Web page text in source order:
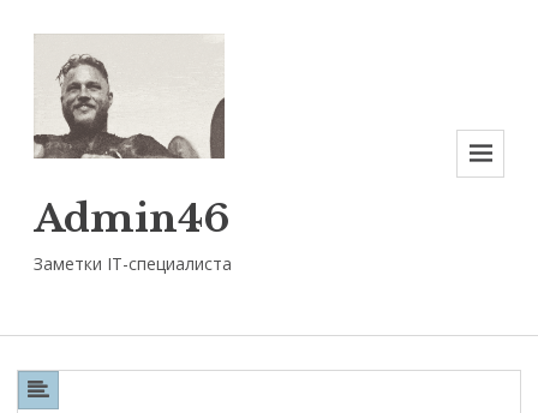
Admin46
Заметки IT-специалиста